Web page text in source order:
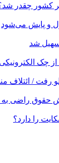
کشور چقدر
و پایش می‌شود
شد
چک الکترونیکی
/ ائتلاف
حقوق راضی به
را دارد؟